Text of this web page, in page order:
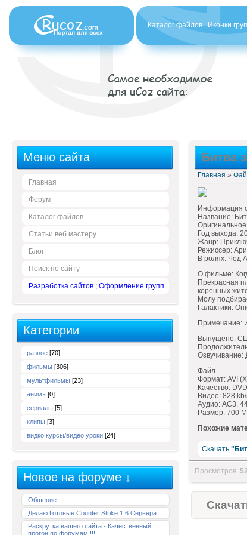
Каталог файлов|Иконки
Меню сайта
Главная
Форум
Каталог файлов
Статьи веб мастеру
Блог
Поиск по сайту
Разработка сайтов ; Оформление групп
Категории
разное [70]
фильмы [306]
мультфильмы [23]
анимэ [0]
сериалы [5]
клипы [3]
видко курсы/видео уроки [24]
Новое на форуме ↓
Общение
Делаю Готовые Counter Strike 1.6 Сервера
Раскрутка вашего сайта - Качественный
прогон по форумам !!!
Битва
Главная »
Информация
Название:
Год выхода:
Жанр:
Режиссер:
В ролях: Чед
О фильме:
Прекрасная
коренных
Молу
Галактики.
Примечание:
Выпущено:
Озвучивание:
Файл
Формат: AVI
Качество:
Видео: 828
Аудио: AC3,
Размер: 700
Похожие
Скачать
Просмотров: